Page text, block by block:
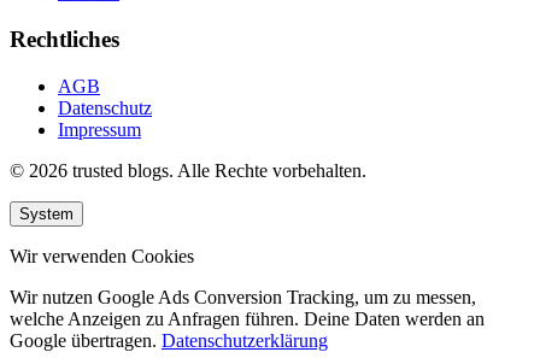
Rechtliches
AGB
Datenschutz
Impressum
© 2026 trusted blogs. Alle Rechte vorbehalten.
System
Wir verwenden Cookies
Wir nutzen Google Ads Conversion Tracking, um zu messen,
welche Anzeigen zu Anfragen führen. Deine Daten werden an
Google übertragen. Datenschutzerklärung